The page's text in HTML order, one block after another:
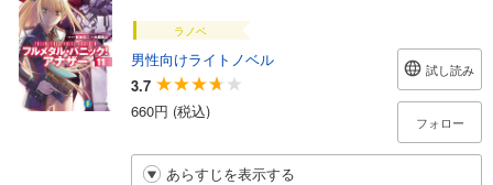
ラノベ
男性向けライトノベル
3.7
660円 (税込)
試し読み
フォロー
あらすじを表示する